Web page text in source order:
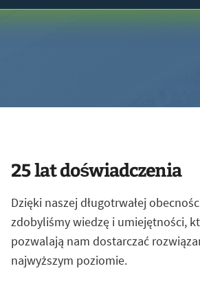
25 lat doświadczenia
Dzięki naszej długotrwałej
zdobyliśmy wiedzę i umiejętności,
pozwalają nam dostarczać
najwyższym poziomie.